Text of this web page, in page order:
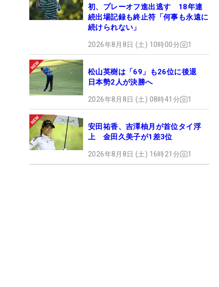
初、プレーオフ進出逃す 18年連
続出場記録も終止符「何事も永遠に
続けられない」
2026年8月8日 (土) 10時00分 1
松山英樹は「69」も26位に後退
日本勢2人が決勝へ
2026年8月8日 (土) 08時41分 1
安田祐香、吉澤柚月が首位タイ浮
上 金田久美子が1差3位
2026年8月8日 (土) 16時21分 1